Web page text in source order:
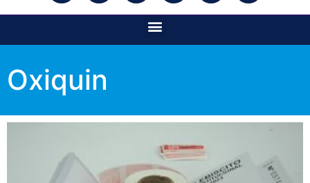
Oxiquin